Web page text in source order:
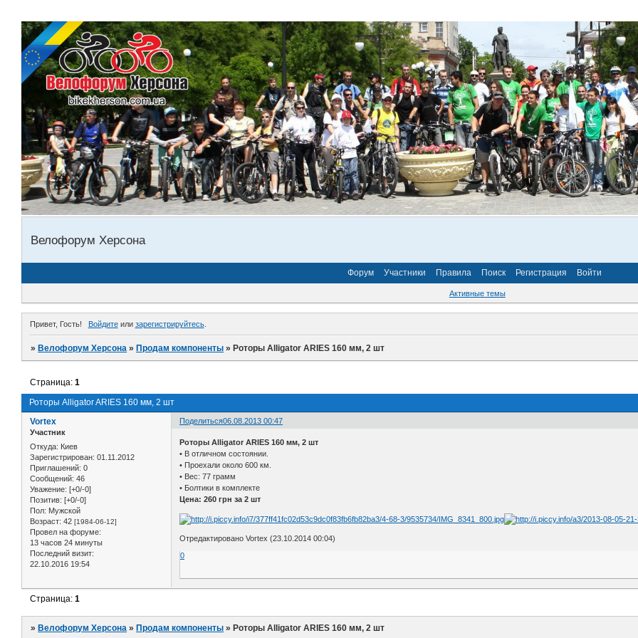
Велофорум Херсона
Форум Участники Правила Поиск Регистрация Войти
Активные темы
Привет, Гость! Войдитеили зарегистрируйтесь.
» Велофорум Херсона » Продам компоненты » Роторы Alligator ARIES 160 мм, 2 шт
Роторы Alligator ARIES 160 мм, 2 шт
Страница:1
Поделиться06.08.2013 00:47
Vortex
Участник
Откуда: Киев
Зарегистрирован: 01.11.2012
Приглашений: 0
Сообщений: 46
Уважение: [+0/-0]
Позитив: [+0/-0]
Пол: Мужской
Возраст: 42 [1984-06-12]
Провел на форуме:
13 часов 24 минуты
Последний визит:
22.10.2016 19:54
Роторы Alligator ARIES 160 мм, 2 шт
• В отличном состоянии.
• Проехали около 600 км.
• Вес: 77 грамм
• Болтики в комплекте
Цена: 260 грн за 2 шт
Отредактировано Vortex (23.10.2014 00:04)
0
Страница:1
» Велофорум Херсона » Продам компоненты » Роторы Alligator ARIES 160 мм, 2 шт